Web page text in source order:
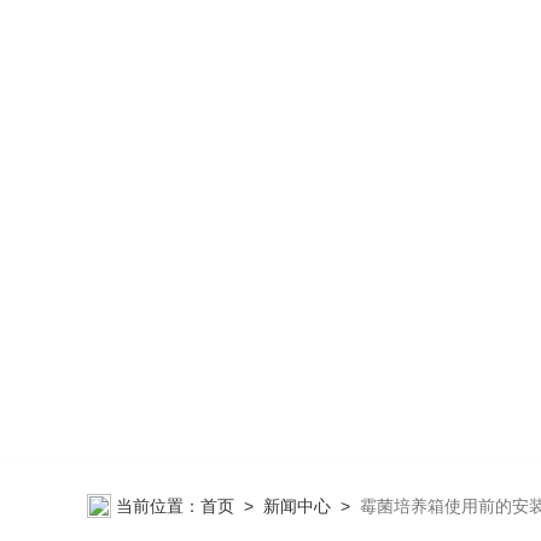
当前位置： 首页 > 新闻中心 > 霉菌培养箱使用前的安